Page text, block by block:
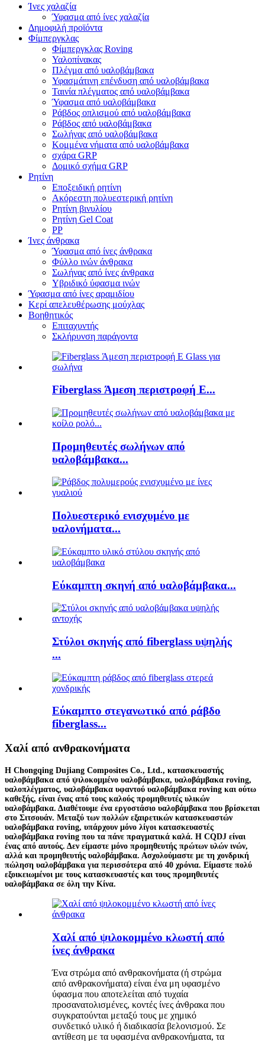
Ίνες χαλαζία
Ύφασμα από ίνες χαλαζία
Δημοφιλή προϊόντα
Φίμπεργκλας
Φίμπεργκλας Roving
Υαλοπίνακας
Πλέγμα από υαλοβάμβακα
Υφασμάτινη επένδυση από υαλοβάμβακα
Ταινία πλέγματος από υαλοβάμβακα
Ύφασμα από υαλοβάμβακα
Ράβδος οπλισμού από υαλοβάμβακα
Ράβδος από υαλοβάμβακα
Σωλήνας από υαλοβάμβακα
Κομμένα νήματα από υαλοβάμβακα
σχάρα GRP
Δομικό σχήμα GRP
Ρητίνη
Εποξειδική ρητίνη
Ακόρεστη πολυεστερική ρητίνη
Ρητίνη βινυλίου
Ρητίνη Gel Coat
PP
Ίνες άνθρακα
Ύφασμα από ίνες άνθρακα
Φύλλο ινών άνθρακα
Σωλήνας από ίνες άνθρακα
Υβριδικό ύφασμα ινών
Ύφασμα από ίνες αραμιδίου
Κερί απελευθέρωσης μούχλας
Βοηθητικός
Επιταχυντής
Σκλήρυνση παράγοντα
Fiberglass Άμεση περιστροφή E...
Προμηθευτές σωλήνων από
υαλοβάμβακα...
Πολυεστερικό ενισχυμένο με
υαλονήματα...
Εύκαμπτη σκηνή από υαλοβάμβακα...
Στύλοι σκηνής από fiberglass υψηλής
...
Εύκαμπτο στεγανωτικό από ράβδο
fiberglass...
Χαλί από ανθρακονήματα
Η Chongqing Dujiang Composites Co., Ltd., κατασκευαστής
υαλοβάμβακα από ψιλοκομμένο υαλοβάμβακα, υαλοβάμβακα roving,
υαλοπλέγματος, υαλοβάμβακα υφαντού υαλοβάμβακα roving και ούτω
καθεξής, είναι ένας από τους καλούς προμηθευτές υλικών
υαλοβάμβακα. Διαθέτουμε ένα εργοστάσιο υαλοβάμβακα που βρίσκεται
στο Σιτσουάν. Μεταξύ των πολλών εξαιρετικών κατασκευαστών
υαλοβάμβακα roving, υπάρχουν μόνο λίγοι κατασκευαστές
υαλοβάμβακα roving που τα πάνε πραγματικά καλά. Η CQDJ είναι
ένας από αυτούς. Δεν είμαστε μόνο προμηθευτής πρώτων υλών ινών,
αλλά και προμηθευτής υαλοβάμβακα. Ασχολούμαστε με τη χονδρική
πώληση υαλοβάμβακα για περισσότερα από 40 χρόνια. Είμαστε πολύ
εξοικειωμένοι με τους κατασκευαστές και τους προμηθευτές
υαλοβάμβακα σε όλη την Κίνα.
Χαλί από ψιλοκομμένο κλωστή από
ίνες άνθρακα
Ένα στρώμα από ανθρακονήματα (ή στρώμα
από ανθρακονήματα) είναι ένα μη υφασμένο
ύφασμα που αποτελείται από τυχαία
προσανατολισμένες, κοντές ίνες άνθρακα που
συγκρατούνται μεταξύ τους με χημικό
συνδετικό υλικό ή διαδικασία βελονισμού. Σε
αντίθεση με τα υφασμένα ανθρακονήματα, τα